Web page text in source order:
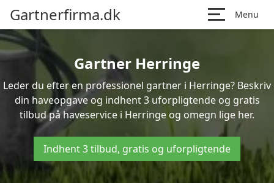
Gartnerfirma.dk Menu
Gartner Herringe
Leder du efter en professionel gartner i Herringe? Beskriv
din haveopgave og indhent 3 uforpligtende og gratis
tilbud på haveservice i Herringe og omegn lige her.
Indhent 3 tilbud, gratis og uforpligtende